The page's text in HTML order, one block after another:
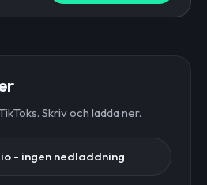
Skriv och ladda ner.
- ingen nedladdning